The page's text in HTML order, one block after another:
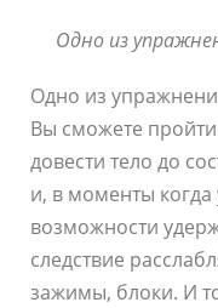
Одно из
Одно из
Вы сможете
довести тело до
и, в моменты
возможности
следствие
зажимы, блоки. И